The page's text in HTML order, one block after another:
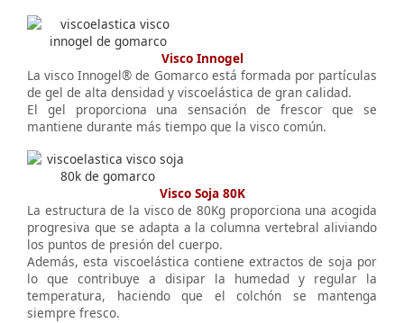
Visco Innogel
La visco Innogel® de Gomarco está formada por partículas
de gel de alta densidad y viscoelástica de gran calidad.
El gel proporciona una sensación de frescor que se
mantiene durante más tiempo que la visco común.
Visco Soja 80K
La estructura de la visco de 80Kg proporciona una acogida
progresiva que se adapta a la columna vertebral aliviando
los puntos de presión del cuerpo.
Además, esta viscoelástica contiene extractos de soja por
lo que contribuye a disipar la humedad y regular la
temperatura, haciendo que el colchón se mantenga
siempre fresco.